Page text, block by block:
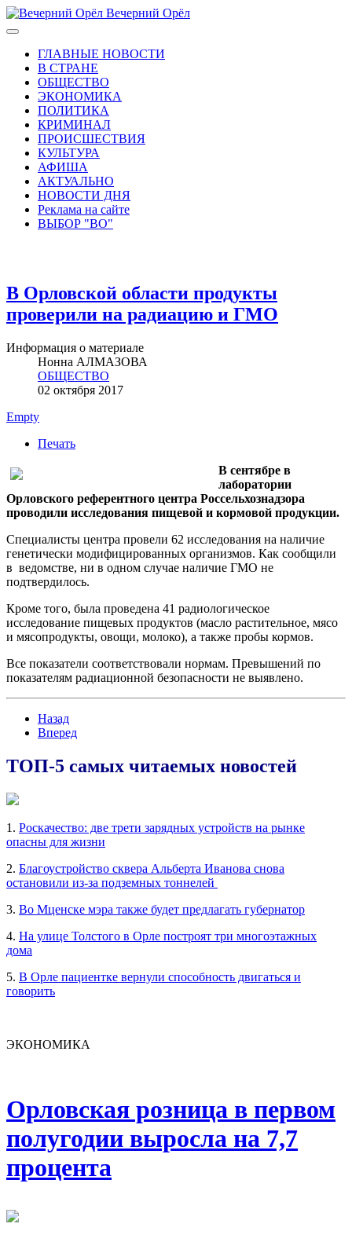
Вечерний Орёл
ГЛАВНЫЕ НОВОСТИ
В СТРАНЕ
ОБЩЕСТВО
ЭКОНОМИКА
ПОЛИТИКА
КРИМИНАЛ
ПРОИСШЕСТВИЯ
КУЛЬТУРА
АФИША
АКТУАЛЬНО
НОВОСТИ ДНЯ
Реклама на сайте
ВЫБОР "ВО"
В Орловской области продукты
проверили на радиацию и ГМО
Информация о материале
Нонна АЛМАЗОВА
ОБЩЕСТВО
02 октября 2017
Empty
Печать
В сентябре в
лаборатории
Орловского референтного центра Россельхознадзора
проводили исследования пищевой и кормовой продукции.
Специалисты центра провели 62 исследования на наличие
генетически модифицированных организмов. Как сообщили
в ведомстве, ни в одном случае наличие ГМО не
подтвердилось.
Кроме того, была проведена 41 радиологическое
исследование пищевых продуктов (масло растительное, мясо
и мясопродукты, овощи, молоко), а также пробы кормов.
Все показатели соответствовали нормам. Превышений по
показателям радиационной безопасности не выявлено.
Назад
Вперед
ТОП-5 самых читаемых новостей
1. Роскачество: две трети зарядных устройств на рынке
опасны для жизни
2. Благоустройство сквера Альберта Иванова снова
остановили из-за подземных тоннелей
3. Во Мценске мэра также будет предлагать губернатор
4. На улице Толстого в Орле построят три многоэтажных
дома
5. В Орле пациентке вернули способность двигаться и
говорить
ЭКОНОМИКА
Орловская розница в первом
полугодии выросла на 7,7
процента